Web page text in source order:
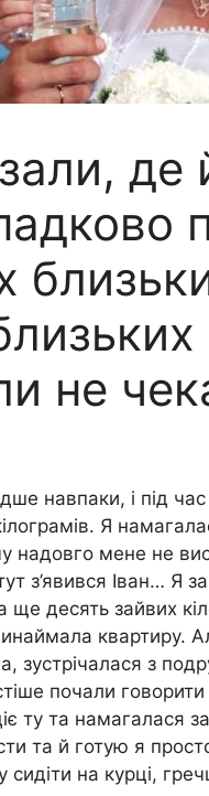
не
навпаки, і під
Я
надовго мене не
з’явився Іван… Я
ще десять зайвих
квартиру.
зустрічалася з
почали
ту та намагалася
та й готую я
на курці,